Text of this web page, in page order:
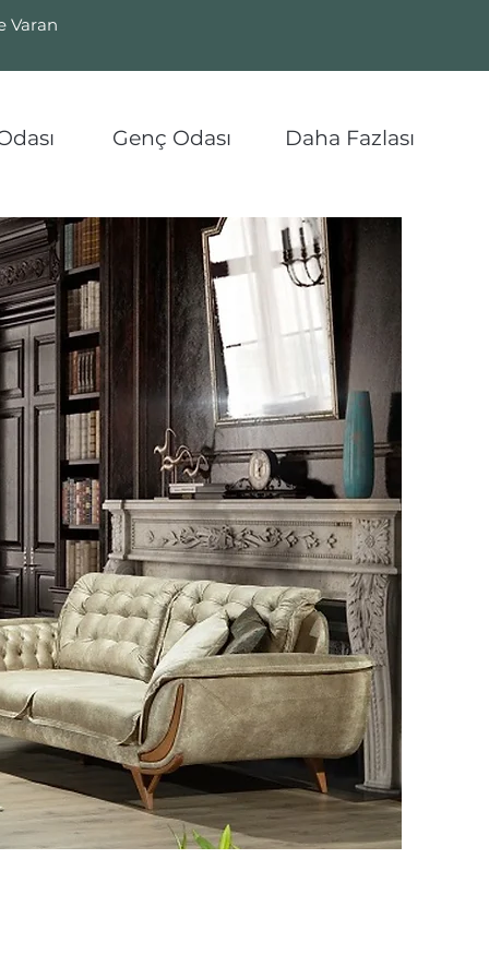
Varan
Genç Odası Daha Fazlası